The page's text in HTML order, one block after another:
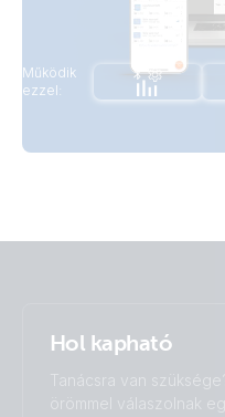
Működik
ezzel:
Hol kapható
Tanácsra van
örömmel válaszolnak